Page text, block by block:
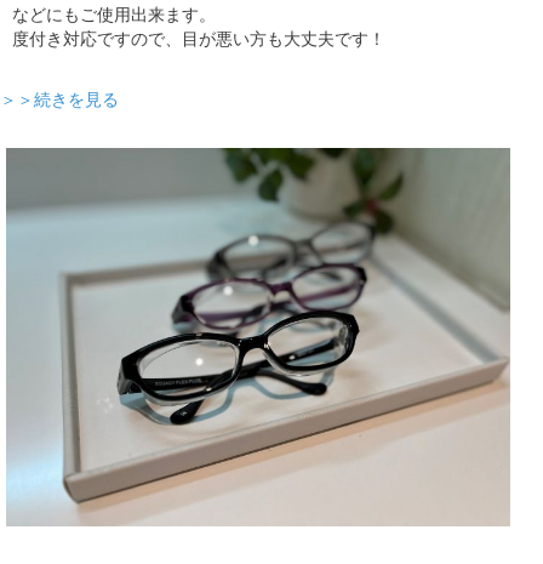
などにもご使用出来ます。
度付き対応ですので、目が悪い方も大丈夫です！
＞＞続きを見る